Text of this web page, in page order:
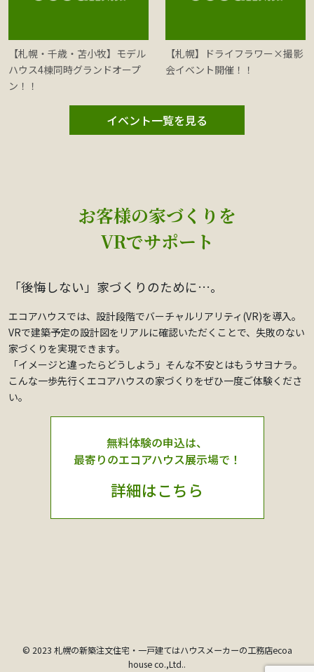
【札幌・千歳・苫小牧】モデル
ハウス4棟同時グランドオープ
ン！！
【札幌】ドライフラワー×撮影
会イベント開催！！
イベント一覧を見る
お客様の家づくりを
VRでサポート
「後悔しない」家づくりのために…。
エコアハウスでは、設計段階でバーチャルリアリティ(VR)を導入。
VRで建築予定の設計図をリアルに確認いただくことで、失敗のない
家づくりを実現できます。
「イメージと違ったらどうしよう」そんな不安とはもうサヨナラ。
こんな一歩先行くエコアハウスの家づくりをぜひ一度ご体験くださ
い。
無料体験の申込は、
最寄りのエコアハウス展示場で！
詳細はこちら
© 2023 札幌の新築注文住宅・一戸建てはハウスメーカーの工務店ecoa
house co.,Ltd..